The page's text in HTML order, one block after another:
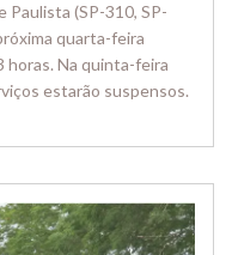
Paulista (SP-310, SP-
quarta-feira
horas. Na quinta-feira
estarão suspensos.